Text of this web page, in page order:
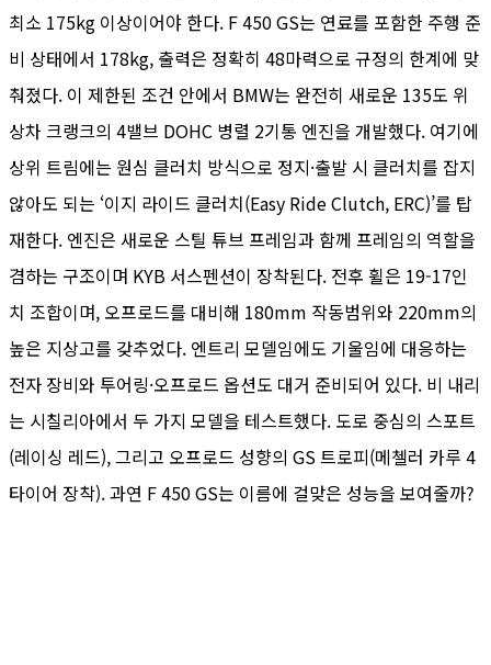
최소 175kg 이상이어야 한다. F 450 GS는 연료를 포함한 주행 준
비 상태에서 178kg, 출력은 정확히 48마력으로 규정의 한계에 맞
춰졌다. 이 제한된 조건 안에서 BMW는 완전히 새로운 135도 위
상차 크랭크의 4밸브 DOHC 병렬 2기통 엔진을 개발했다. 여기에
상위 트림에는 원심 클러치 방식으로 정지·출발 시 클러치를 잡지
않아도 되는 ‘이지 라이드 클러치(Easy Ride Clutch, ERC)’를 탑
재한다. 엔진은 새로운 스틸 튜브 프레임과 함께 프레임의 역할을
겸하는 구조이며 KYB 서스펜션이 장착된다. 전후 휠은 19-17인
치 조합이며, 오프로드를 대비해 180mm 작동범위와 220mm의
높은 지상고를 갖추었다. 엔트리 모델임에도 기울임에 대응하는
전자 장비와 투어링·오프로드 옵션도 대거 준비되어 있다. 비 내리
는 시칠리아에서 두 가지 모델을 테스트했다. 도로 중심의 스포트
(레이싱 레드), 그리고 오프로드 성향의 GS 트로피(메첼러 카루 4
타이어 장착). 과연 F 450 GS는 이름에 걸맞은 성능을 보여줄까?